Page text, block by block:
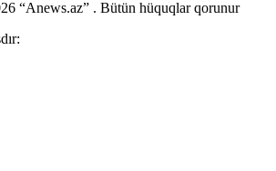
“Anews.az” . Bütün hüquqlar qorunur